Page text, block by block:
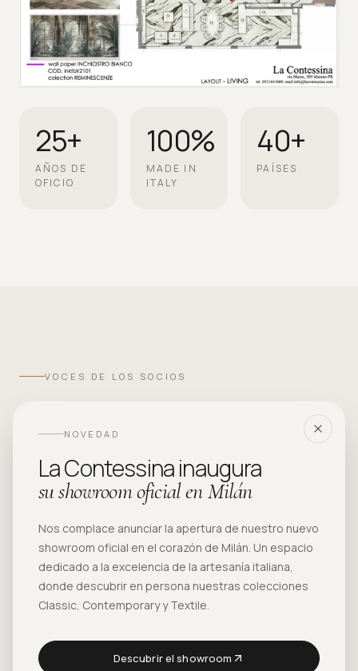
25+
AÑOS DE
OFICIO
100%
MADE IN
ITALY
40+
PAÍSES
VOCES DE LOS SOCIOS
4 700 socios
en más de 40 países.
Cada pieza de La Contessina cuenta una
historia de artesanía italiana. La atención al
detalle es inigualable — nuestros clientes se
enamoran a primera vista."
NOVEDAD
La Contessina inaugura
su showroom oficial en Milán
Nos complace anunciar la apertura de nuestro nuevo
showroom oficial en el corazón de Milán. Un espacio
dedicado a la excelencia de la artesanía italiana,
donde descubrir en persona nuestras colecciones
Classic, Contemporary y Textile.
Descubrir el showroom